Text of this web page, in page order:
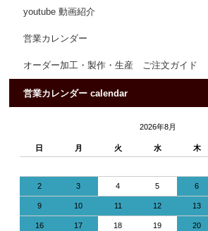
youtube 動画紹介
営業カレンダー
オーダー加工・製作・生産 ご注文ガイド
営業カレンダー calendar
2026年8月
日 月 火 水 木
2 3 4 5 6
9 10 11 12 13
16 17 18 19 20